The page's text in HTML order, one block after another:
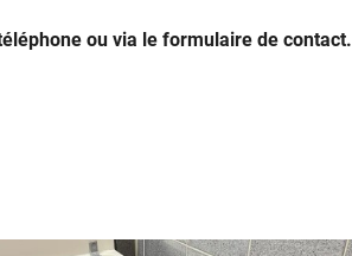
ou via le formulaire de contact.